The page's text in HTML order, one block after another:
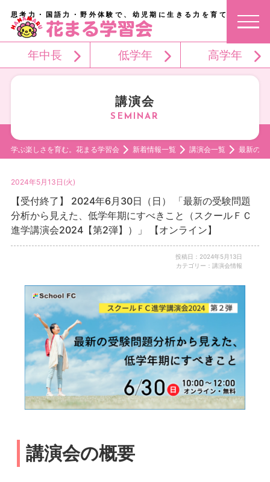
思考力・国語力・野外体験で、幼児期に生きる力を育てる。
年中長 低学年 高学年
講演会
学ぶ楽しさを育む。花まる学習会 新着情報一覧 講演会一覧 最新の受
2024年5月13日(火)
【受付終了】 2024年6月30日（日） 「最新の受験問題
分析から見えた、低学年期にすべきこと（スクールＦＣ
進学講演会2024【第2弾】）」 【オンライン】
投稿日：2024年5月13日
カテゴリー：講演会情報
講演会の概要